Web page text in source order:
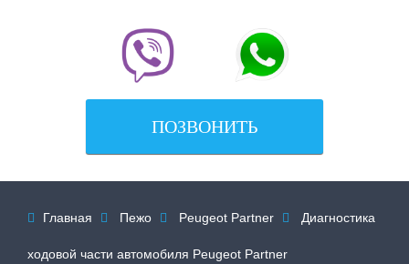
ПОЗВОНИТЬ
 Главная  Пежо  Peugeot Partner  Диагностика
ходовой части автомобиля Peugeot Partner